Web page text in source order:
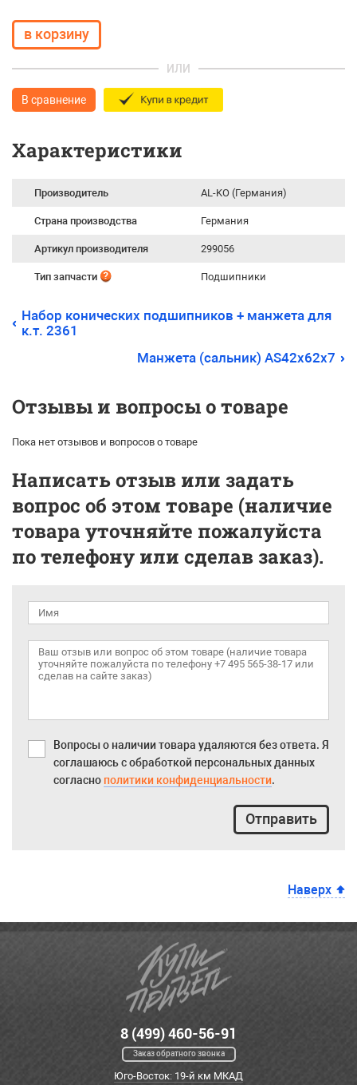
ИЛИ
В сравнение
Характеристики
Производитель AL-KO (Германия)
Страна производства Германия
Артикул производителя 299056
Тип запчасти Подшипники
Набор конических подшипников + манжета для
к.т. 2361
Манжета (сальник) AS42x62x7
Отзывы и вопросы о товаре
Пока нет отзывов и вопросов о товаре
Написать отзыв или задать
вопрос об этом товаре (наличие
товара уточняйте пожалуйста
по телефону или сделав заказ).
Вопросы о наличии товара удаляются без ответа. Я
соглашаюсь с обработкой персональных данных
согласно политики конфиденциальности.
Отправить
Наверх
8 (499) 460-56-91
Заказ обратного звонка
Юго-Восток: 19-й км МКАД